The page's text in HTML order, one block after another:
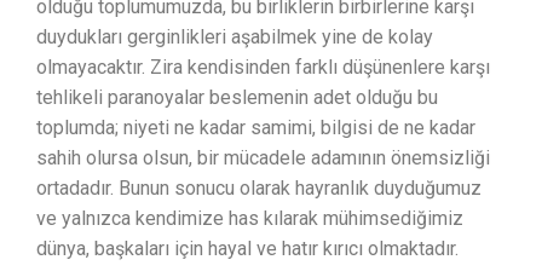
olduğu toplumumuzda, bu birliklerin birbirlerine karşı
duydukları gerginlikleri aşabilmek yine de kolay
olmayacaktır. Zira kendisinden farklı düşünenlere karşı
tehlikeli paranoyalar beslemenin adet olduğu bu
toplumda; niyeti ne kadar samimi, bilgisi de ne kadar
sahih olursa olsun, bir mücadele adamının önemsizliği
ortadadır. Bunun sonucu olarak hayranlık duyduğumuz
ve yalnızca kendimize has kılarak mühimsediğimiz
dünya, başkaları için hayal ve hatır kırıcı olmaktadır.